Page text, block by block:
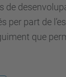
per part de
que